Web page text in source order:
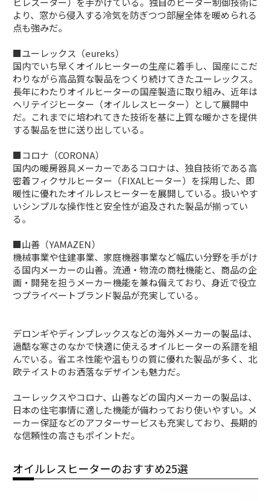
より、窓から侵入する冷気を防ぎつつ部屋全体を暖められる
点も強みだ。
■ユーレックス（eureks）
国内でいち早くオイルヒーターの生産に着手し、国産にこだ
わりながら高品質な製品をつくり続けてきたユーレックス。
長年にわたりオイルヒーターの国産製造に取り組み、近年は
ヘリテイジヒーター（オイルレスヒーター）として展開中
だ。これまでに培われてきた技術を基に上質な暖かさを提供
する製品を世に送り出している。
■コロナ（CORONA）
国内の暖房器具メーカーであるコロナは、独自技術である高
密着フィクサルヒーター（FIXALヒーター）を採用した、即
暖性に優れたオイルレスヒーターを展開している。扱いやす
いシンプルな操作性と安全性が追及された製品が揃ってい
る。
■山善（YAMAZEN）
機械事業や住建事業、家庭機器事業など幅広い分野を手がけ
る国内メーカーの山善。流通・物流の商社機能と、商品の企
画・開発を担うメーカー機能を兼ね備えており、身近で役立
つプライベートブランド製品が充実している。
デロンギやディンプレックスなどの海外メーカーの製品は、
過酷な寒さのなかで快適に使えるオイルヒーターの系譜を組
んでいる。省エネ性能や温もりの質に優れた製品が多く、北
欧テイストのお洒落なデザインも魅力だ。
ユーレックスやコロナ、山善などの国内メーカーの製品は、
日本の住宅事情に適した機能が備わっており使いやすい。メ
ーカー保証などのアフターサービスも充実しており、長期的
な信頼性の高さもポイントだ。
オイルレスヒーターのおすすめ25選